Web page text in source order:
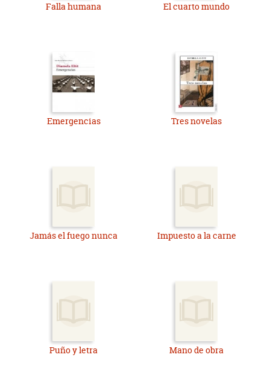
Falla humana El cuarto mundo
Emergencias Tres novelas
Jamás el fuego nunca Impuesto a la carne
Puño y letra Mano de obra